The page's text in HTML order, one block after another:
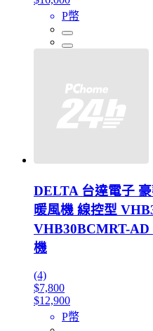
P幣
DELTA 台達電子
暖風機 線控型
VHB30BCMRT-AD
機
(4)
$7,800
$12,900
P幣